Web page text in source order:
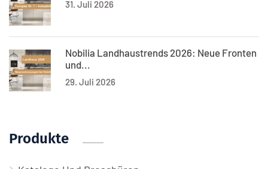
31. Juli 2026
Nobilia Landhaustrends 2026: Neue Fronten
und...
29. Juli 2026
Produkte